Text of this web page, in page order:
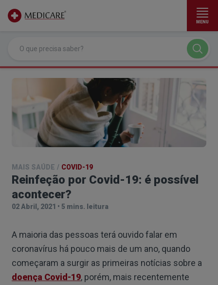
MENU
MAIS SAÚDE / COVID-19
Reinfeção por Covid-19: é possível
acontecer?
02 Abril, 2021 • 5 mins. leitura
A maioria das pessoas terá ouvido falar em
coronavírus há pouco mais de um ano, quando
começaram a surgir as primeiras notícias sobre a
doença Covid-19, porém, mais recentemente